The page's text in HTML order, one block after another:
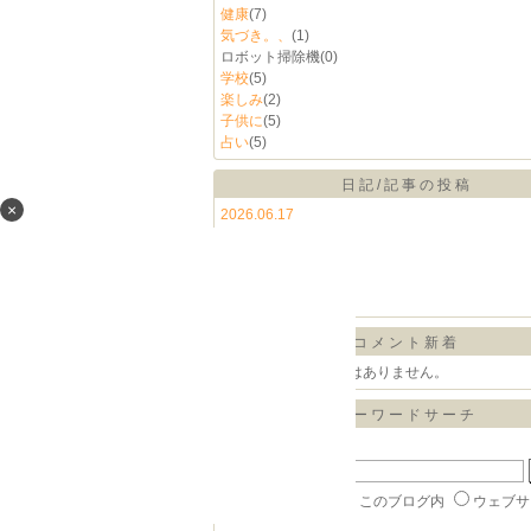
×
健康(7)
気づき。、 (1)
ロボット掃除機(0)
学校(5)
楽しみ(2)
子供に(5)
占い(5)
日記/記事の投稿
2026.06.17
コメント新着
コメントに書き込みはありません。
キーワードサーチ
このブログ内 ウェブ